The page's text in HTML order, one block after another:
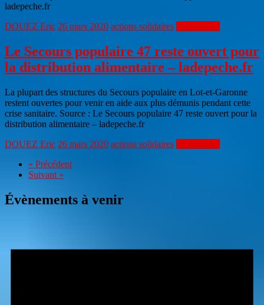
ladepeche.fr
DOUEZ Eric 26 mars 2020 actions solidaires
Le Secours populaire 47 reste ouvert pour
la distribution alimentaire – ladepeche.fr
La plupart des structures du Secours populaire en Lot-et-Garonne
restent ouvertes pour venir en aide aux plus démunis pendant cette
crise sanitaire. Source : Le Secours populaire 47 reste ouvert pour la
distribution alimentaire – ladepeche.fr
DOUEZ Eric 26 mars 2020 actions solidaires
« Précédent
Suivant »
Évènements à venir